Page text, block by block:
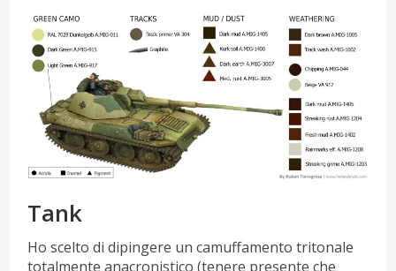
Tank
Ho scelto di dipingere un camuffamento tritonale
totalmente anacronistico (tenere presente che